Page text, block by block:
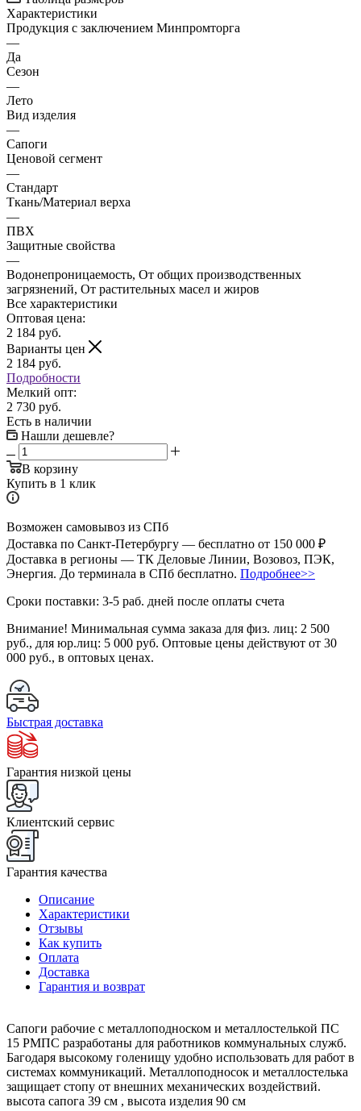
Характеристики
Продукция с заключением Минпромторга
—
Да
Сезон
—
Лето
Вид изделия
—
Сапоги
Ценовой сегмент
—
Стандарт
Ткань/Материал верха
—
ПВХ
Защитные свойства
—
Водонепроницаемость, От общих производственных
загрязнений, От растительных масел и жиров
Все характеристики
Оптовая цена:
2 184 руб.
Варианты цен
2 184 руб.
Подробности
Мелкий опт:
2 730 руб.
Есть в наличии
Нашли дешевле?
В корзину
Купить в 1 клик
Возможен самовывоз из СПб
Доставка по Санкт-Петербургу — бесплатно от 150 000 ₽
Доставка в регионы — ТК Деловые Линии, Возовоз, ПЭК,
Энергия. До терминала в СПб бесплатно. Подробнее>>
Сроки поставки: 3-5 раб. дней после оплаты счета
Внимание! Минимальная сумма заказа для физ. лиц: 2 500
руб., для юр.лиц: 5 000 руб. Оптовые цены действуют от 30
000 руб., в оптовых ценах.
Быстрая доставка
Гарантия низкой цены
Клиентский сервис
Гарантия качества
Описание
Характеристики
Отзывы
Как купить
Оплата
Доставка
Гарантия и возврат
Сапоги рабочие с металлоподноском и металлостелькой ПС
15 РМПС разработаны для работников коммунальных служб.
Багодаря высокому голенищу удобно использовать для работ в
системах коммуникаций. Металлоподносок и металлостелька
защищает стопу от внешних механических воздействий.
высота сапога 39 см , высота изделия 90 см